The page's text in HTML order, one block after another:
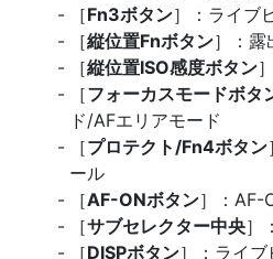
［Fn3ボタン］：ライブ
［縦位置Fnボタン］：露
［縦位置ISO感度ボタン
［フォーカスモードボタ
ド/AFエリアモード
［プロテクト/Fn4ボタン
ール
［AF-ONボタン］：AF-
［サブセレクター中央］
［DISPボタン］：ライ